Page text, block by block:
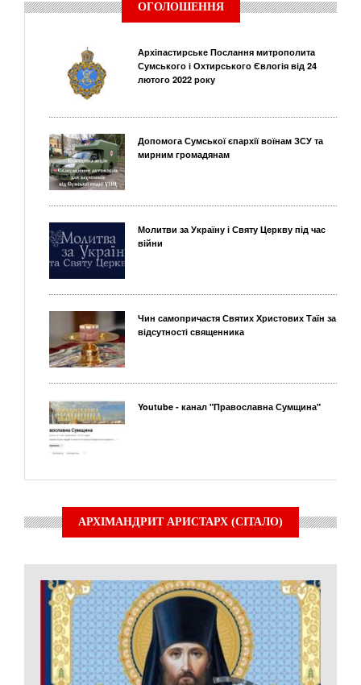
ОГОЛОШЕННЯ
Архіпастирське Послання митрополита
Сумського і Охтирського Євлогія від 24
лютого 2022 року
Допомога Сумської єпархії воїнам ЗСУ та
мирним громадянам
Молитви за Україну і Святу Церкву під час
війни
Чин самопричастя Святих Христових Таїн за
відсутності священника
Youtube - канал "Православна Сумщина"
АРХІМАНДРИТ АРИСТАРХ (СІТАЛО)